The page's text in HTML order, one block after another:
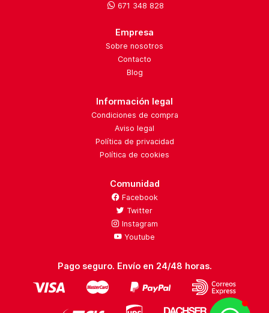
671 348 828
Empresa
Sobre nosotros
Contacto
Blog
Información legal
Condiciones de compra
Aviso legal
Política de privacidad
Política de cookies
Comunidad
Facebook
Twitter
Instagram
Youtube
Pago seguro. Envío en 24/48 horas.